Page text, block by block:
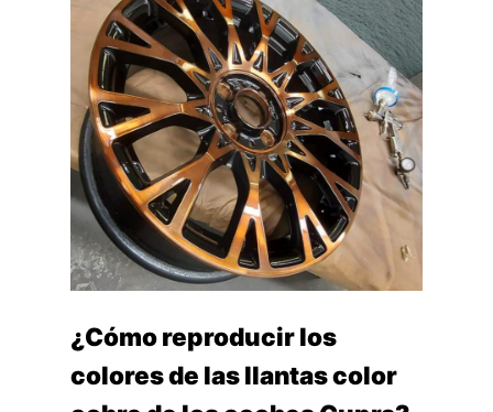
¿Cómo reproducir los
colores de las llantas color